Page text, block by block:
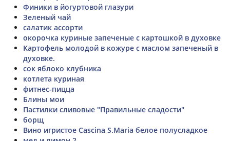
Финики в йогуртовой глазури
Зеленый чай
салатик ассорти
окорочка куриные запеченые с картошкой в духовке
Картофель молодой в кожуре с маслом запеченый в
духовке.
сок яблоко клубника
котлета куриная
фитнес-пицца
Блины мои
Пастилки сливовые "Правильные сладости"
борщ
Вино игристое Cascina S.Maria белое полусладкое